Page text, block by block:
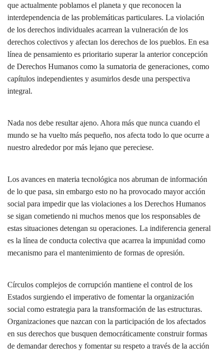
que actualmente poblamos el planeta y que reconocen la
interdependencia de las problemáticas particulares. La violación
de los derechos individuales acarrean la vulneración de los
derechos colectivos y afectan los derechos de los pueblos. En esa
línea de pensamiento es prioritario superar la anterior concepción
de Derechos Humanos como la sumatoria de generaciones, como
capítulos independientes y asumirlos desde una perspectiva
integral.
Nada nos debe resultar ajeno. Ahora más que nunca cuando el
mundo se ha vuelto más pequeño, nos afecta todo lo que ocurre a
nuestro alrededor por más lejano que pereciese.
Los avances en materia tecnológica nos abruman de información
de lo que pasa, sin embargo esto no ha provocado mayor acción
social para impedir que las violaciones a los Derechos Humanos
se sigan cometiendo ni muchos menos que los responsables de
estas situaciones detengan su operaciones. La indiferencia general
es la línea de conducta colectiva que acarrea la impunidad como
mecanismo para el mantenimiento de formas de opresión.
Círculos complejos de corrupción mantiene el control de los
Estados surgiendo el imperativo de fomentar la organización
social como estrategia para la transformación de las estructuras.
Organizaciones que nazcan con la participación de los afectados
en sus derechos que busquen democráticamente construir formas
de demandar derechos y fomentar su respeto a través de la acción